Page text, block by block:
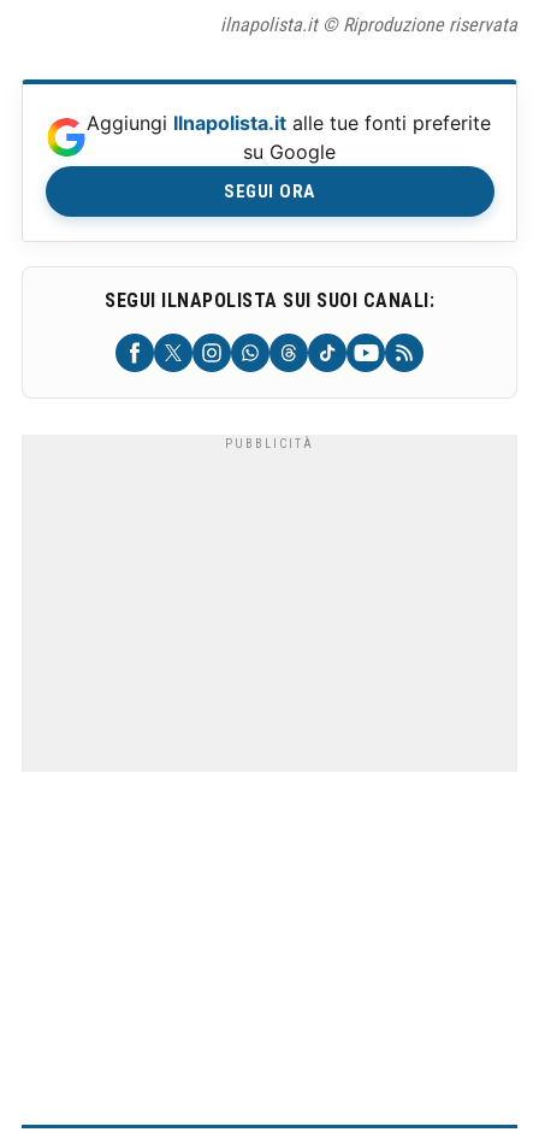
ilnapolista.it © Riproduzione riservata
Aggiungi Ilnapolista.it alle tue fonti preferite
su Google
SEGUI ORA
SEGUI ILNAPOLISTA SUI SUOI CANALI: